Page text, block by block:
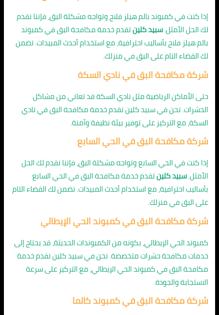
إذا كنت في كمبوند بالم هيلز فلاج وتواجه مشكلة البق، فإننا نقدم
لك الحل الأمثل.سبيد كلينتقدم خدمة مكافحة البق في كمبوند
بالم هيلز فلاج بأساليب احترافية، مع استخدام أحدث المبيدات. نضمن
لك القضاء التام على البق في منزلك.
شركة مكافحة البق في نادي السكة
حتى الأماكن الرياضية مثل نادي السكة قد تعاني من مشاكل
الحشرات. نحن في سبيد كلين نقدم خدمة مكافحة البق في نادي
السكة، مع التركيز على توفير بيئة نظيفة وآمنة.
شركة مكافحة البق في الحي السابع
إذا كنت في الحي السابع وتواجه مشكلة البق، فإننا نقدم لك الحل
الأمثل.سبيد كلينتقدم خدمة مكافحة البق في الحي السابع
بأساليب احترافية، مع استخدام أحدث المبيدات. نضمن لك القضاء التام
على البق في منزلك.
شركة مكافحة البق في كمبوند الحي الإيطالي
كمبوند الحي الإيطالي، بكونه من الكمبوندات الحديثة، قد يحتاج إلى
خدمات مكافحة حشرات متخصصة. نحن في سبيد كلين نقدم خدمة
مكافحة البق في كمبوند الحي الإيطالي، مع التركيز على سرعة
الاستجابة والجودة.
شركة مكافحة البق في كمبوند كالما